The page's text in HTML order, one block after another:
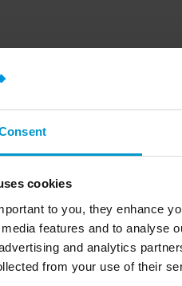
cookies
to you, they enhance
features and to analyse
and analytics
from your use of their
die
in